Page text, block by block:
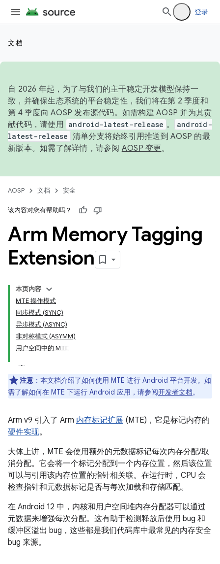
登录
文档
自 2026 年起，为了与我们的主干稳定开发模型保持一
致，并确保生态系统的平台稳定性，我们将在第 2 季度和
第 4 季度向 AOSP 发布源代码。如需构建 AOSP 并为其贡
献代码，请使用 android-latest-release 。
android-
latest-release 清单分支将始终引用推送到 AOSP 的最
新版本。如需了解详情，请参阅 AOSP 变更。
AOSP 文档 安全
该内容对您有帮助吗？
Arm Memory Tagging
Extension
本页内容
MTE 操作模式
同步模式 (SYNC)
异步模式 (ASYNC)
非对称模式 (ASYMM)
用户空间中的 MTE
注意 ：本文档介绍了如何使用 MTE 进行 Android 平台开发。如
需了解如何在 MTE 下运行 Android 应用，请参阅开发者文档。
Arm v9 引入了 Arm 内存标记扩展 (MTE)，它是标记内存的
硬件实现。
大体上讲，MTE 会使用额外的元数据标记每次内存分配/取
消分配。它会将一个标记分配到一个内存位置，然后该位置
可以与引用该内存位置的指针相关联。在运行时，CPU 会
检查指针和元数据标记是否与每次加载和存储匹配。
在 Android 12 中，内核和用户空间堆内存分配器可以通过
元数据来增强每次分配。这有助于检测释放后使用 bug 和
缓冲区溢出 bug，这些都是我们代码库中最常见的内存安全
bug 来源。